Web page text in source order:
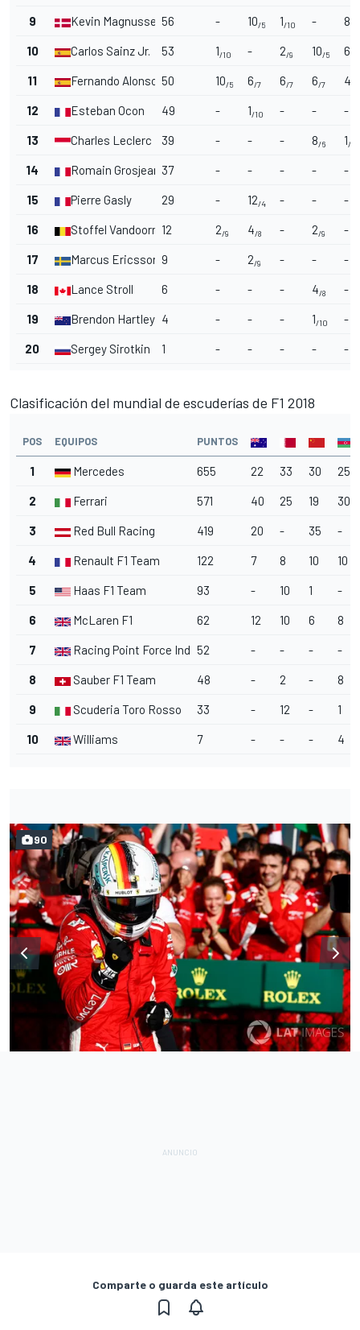
9 Kevin Magnussen56 - 10/5 1/10 - 8
10 Carlos Sainz Jr. 53 1/10 - 2/9 10/5 6
11 Fernando Alonso 50 10/5 6/7 6/7 6/7 4
12 Esteban Ocon 49 - 1/10 - - -
13 Charles Leclerc 39 - - - 8/6 1/10
14 Romain Grosjean 37 - - - - -
15 Pierre Gasly 29 - 12/4 - - -
16 Stoffel Vandoorne12 2/9 4/8 - 2/9 -
17 Marcus Ericsson 9 - 2/9 - - -
18 Lance Stroll 6 - - - 4/8 -
19 Brendon Hartley 4 - - - 1/10 -
20 Sergey Sirotkin 1 - - - - -
Clasificación del mundial de escuderías de F1 2018
POS EQUIPOS PUNTOS
1 Mercedes 655 22 33 30 25
2 Ferrari 571 40 25 19 30
3 Red Bull Racing 419 20 - 35 -
4 Renault F1 Team 122 7 8 10 10
5 Haas F1 Team 93 - 10 1 -
6 McLaren F1 62 12 10 6 8
7 Racing Point Force India52 - - - -
8 Sauber F1 Team 48 - 2 - 8
9 Scuderia Toro Rosso 33 - 12 - 1
10 Williams 7 - - - 4
90
Comparte o guarda este artículo